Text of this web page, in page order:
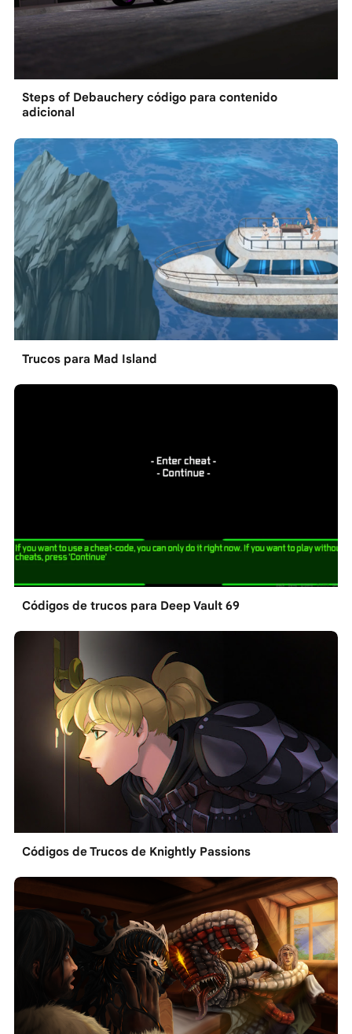
Steps of Debauchery código para contenido
adicional
Trucos para Mad Island
Códigos de trucos para Deep Vault 69
Códigos de Trucos de Knightly Passions